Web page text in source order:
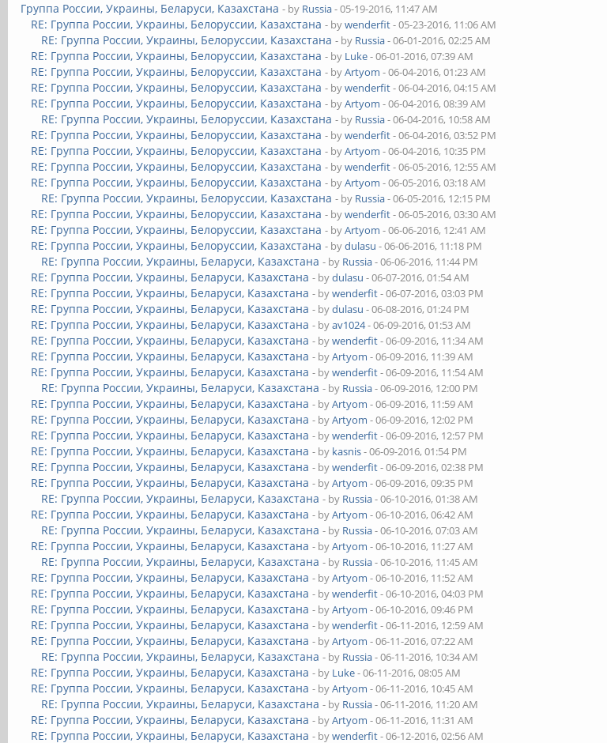
Группа России, Украины, Беларуси, Казахстана - by Russia- 05-19-2016, 11:47 AM
RE: Группа России, Украины, Белоруссии, Казахстана - bywenderfit- 05-23-2016, 11:06 AM
RE: Группа России, Украины, Белоруссии, Казахстана - by Russia- 06-01-2016, 02:25 AM
RE: Группа России, Украины, Белоруссии, Казахстана - by Luke- 06-01-2016, 07:39 AM
RE: Группа России, Украины, Белоруссии, Казахстана - byArtyom - 06-04-2016, 01:23 AM
RE: Группа России, Украины, Белоруссии, Казахстана - bywenderfit- 06-04-2016, 04:15 AM
RE: Группа России, Украины, Белоруссии, Казахстана - byArtyom - 06-04-2016, 08:39 AM
RE: Группа России, Украины, Белоруссии, Казахстана - by Russia- 06-04-2016, 10:58 AM
RE: Группа России, Украины, Белоруссии, Казахстана - bywenderfit- 06-04-2016, 03:52 PM
RE: Группа России, Украины, Белоруссии, Казахстана - byArtyom - 06-04-2016, 10:35 PM
RE: Группа России, Украины, Белоруссии, Казахстана - bywenderfit- 06-05-2016, 12:55 AM
RE: Группа России, Украины, Белоруссии, Казахстана - byArtyom - 06-05-2016, 03:18 AM
RE: Группа России, Украины, Белоруссии, Казахстана - by Russia- 06-05-2016, 12:15 PM
RE: Группа России, Украины, Белоруссии, Казахстана - bywenderfit- 06-05-2016, 03:30 AM
RE: Группа России, Украины, Белоруссии, Казахстана - byArtyom - 06-06-2016, 12:41 AM
RE: Группа России, Украины, Белоруссии, Казахстана - bydulasu - 06-06-2016, 11:18 PM
RE: Группа России, Украины, Беларуси, Казахстана - by Russia- 06-06-2016, 11:44 PM
RE: Группа России, Украины, Беларуси, Казахстана - bydulasu - 06-07-2016, 01:54 AM
RE: Группа России, Украины, Беларуси, Казахстана - bywenderfit- 06-07-2016, 03:03 PM
RE: Группа России, Украины, Беларуси, Казахстана - bydulasu - 06-08-2016, 01:24 PM
RE: Группа России, Украины, Беларуси, Казахстана - byav1024- 06-09-2016, 01:53 AM
RE: Группа России, Украины, Беларуси, Казахстана - bywenderfit- 06-09-2016, 11:34 AM
RE: Группа России, Украины, Беларуси, Казахстана - byArtyom - 06-09-2016, 11:39 AM
RE: Группа России, Украины, Беларуси, Казахстана - bywenderfit- 06-09-2016, 11:54 AM
RE: Группа России, Украины, Беларуси, Казахстана - by Russia- 06-09-2016, 12:00 PM
RE: Группа России, Украины, Беларуси, Казахстана - byArtyom - 06-09-2016, 11:59 AM
RE: Группа России, Украины, Беларуси, Казахстана - byArtyom - 06-09-2016, 12:02 PM
RE: Группа России, Украины, Беларуси, Казахстана - bywenderfit- 06-09-2016, 12:57 PM
RE: Группа России, Украины, Беларуси, Казахстана - by kasnis- 06-09-2016, 01:54 PM
RE: Группа России, Украины, Беларуси, Казахстана - bywenderfit- 06-09-2016, 02:38 PM
RE: Группа России, Украины, Беларуси, Казахстана - byArtyom - 06-09-2016, 09:35 PM
RE: Группа России, Украины, Беларуси, Казахстана - by Russia- 06-10-2016, 01:38 AM
RE: Группа России, Украины, Беларуси, Казахстана - byArtyom - 06-10-2016, 06:42 AM
RE: Группа России, Украины, Беларуси, Казахстана - by Russia- 06-10-2016, 07:03 AM
RE: Группа России, Украины, Беларуси, Казахстана - byArtyom - 06-10-2016, 11:27 AM
RE: Группа России, Украины, Беларуси, Казахстана - by Russia- 06-10-2016, 11:45 AM
RE: Группа России, Украины, Беларуси, Казахстана - byArtyom - 06-10-2016, 11:52 AM
RE: Группа России, Украины, Беларуси, Казахстана - bywenderfit- 06-10-2016, 04:03 PM
RE: Группа России, Украины, Беларуси, Казахстана - byArtyom - 06-10-2016, 09:46 PM
RE: Группа России, Украины, Беларуси, Казахстана - bywenderfit- 06-11-2016, 12:59 AM
RE: Группа России, Украины, Беларуси, Казахстана - byArtyom - 06-11-2016, 07:22 AM
RE: Группа России, Украины, Беларуси, Казахстана - by Russia- 06-11-2016, 10:34 AM
RE: Группа России, Украины, Беларуси, Казахстана - by Luke- 06-11-2016, 08:05 AM
RE: Группа России, Украины, Беларуси, Казахстана - byArtyom - 06-11-2016, 10:45 AM
RE: Группа России, Украины, Беларуси, Казахстана - by Russia- 06-11-2016, 11:20 AM
RE: Группа России, Украины, Беларуси, Казахстана - byArtyom - 06-11-2016, 11:31 AM
RE: Группа России, Украины, Беларуси, Казахстана - bywenderfit- 06-12-2016, 02:56 AM